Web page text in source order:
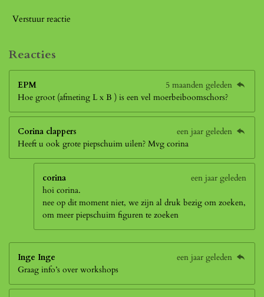
Verstuur reactie
Reacties
EPM
5 maanden geleden
Hoe groot (afmeting L x B ) is een vel moerbeiboomschors?
Corina clappers
een jaar geleden
Heeft u ook grote piepschuim uilen? Mvg corina
corina
een jaar geleden
hoi corina.
nee op dit moment niet, we zijn al druk bezig om zoeken,
om meer piepschuim figuren te zoeken
Inge Inge
een jaar geleden
Graag info’s over workshops